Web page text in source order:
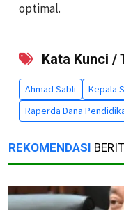
optimal.
Kata Kunci /
Ahmad Sabli
Kepala
Raperda Dana
REKOMENDASI